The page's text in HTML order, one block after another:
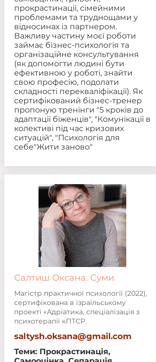
прокрастинації, сімейними
проблемами та труднощами у
відносинах із партнером.
Важливу частину моєї роботи
займає бізнес-психологія та
організаційне консультування
(як допомогти людині бути
ефективною у роботі, знайти
свою професію, подолати
складності перекваліфікації). Як
сертифікований бізнес-тренер
пропоную тренінги "5 кроків до
адаптації біженців", "Комунікації в
колективі під час кризових
ситуацій", "Психологія для
себе"Жити заново"
Салтиш Оксана. Суми
Магістр практичної психології (2022),
сертифікована в ізраїльському
проекті «Адріатика, спеціалізація з
психотерапії кПТСР.
saltysh.oksana@gmail.com
Теми: Прокрастинація,